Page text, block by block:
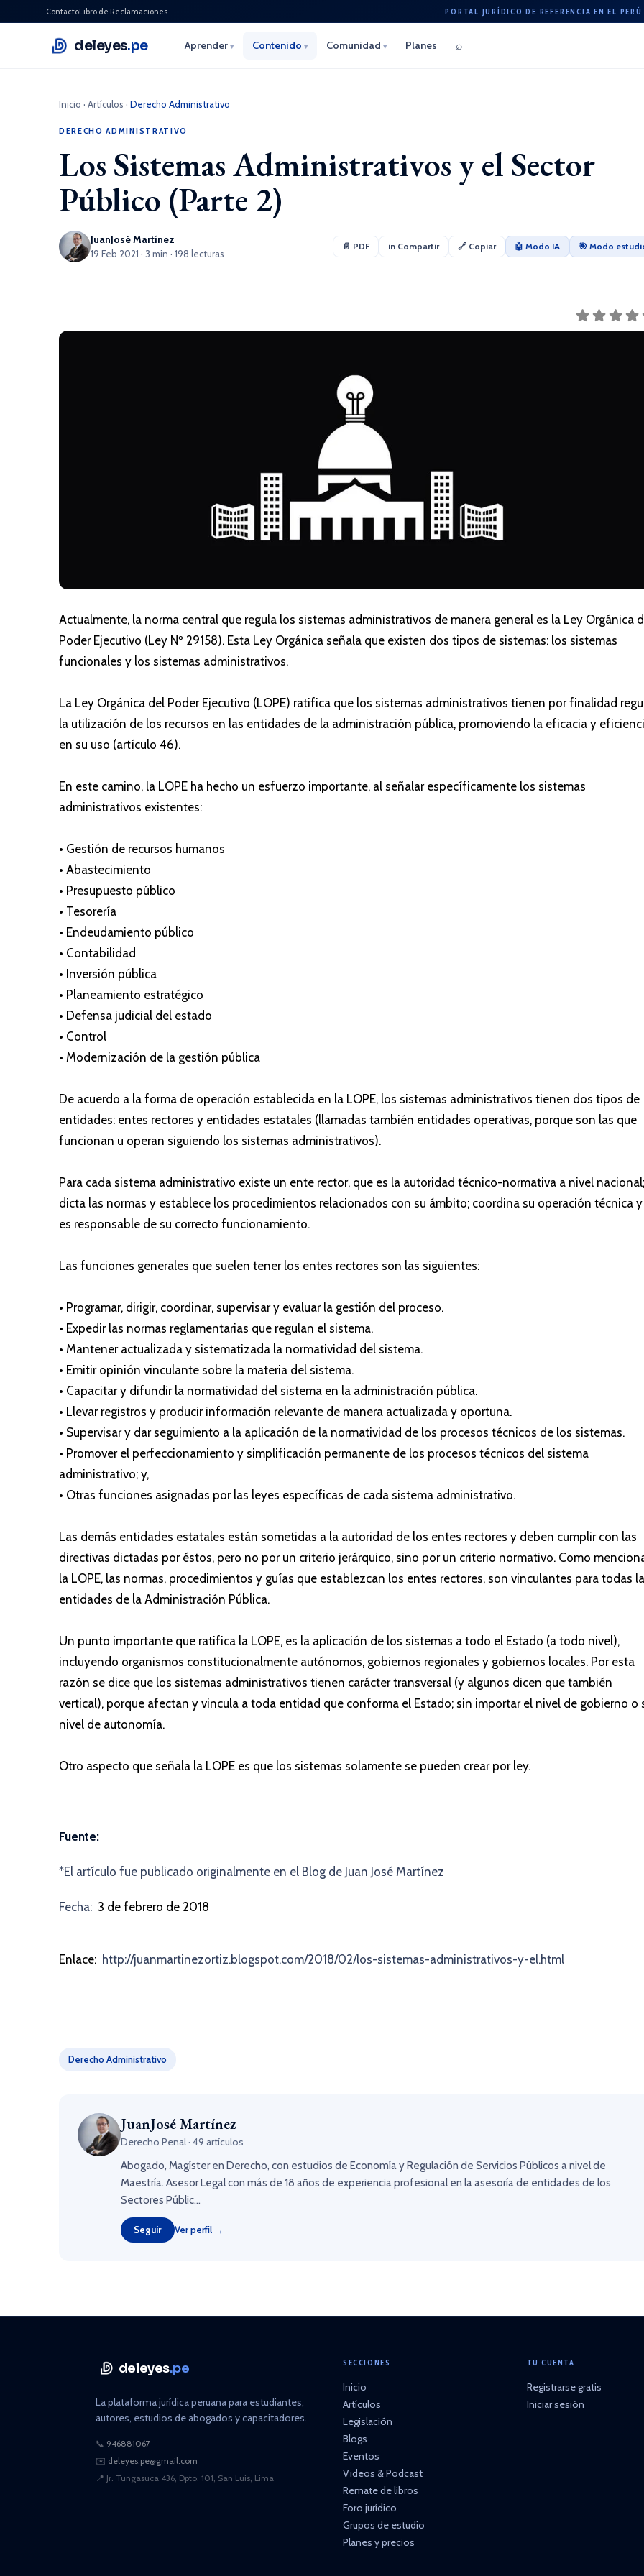
ContactoLibro de Reclamaciones PORTAL JURÍDICO DE REFERENCIA EN EL PERÚ
deleyes.pe Aprender ▾ Contenido ▾ Comunidad ▾ Planes ⌕
Inicio · Artículos · Derecho Administrativo
DERECHO ADMINISTRATIVO
Los Sistemas Administrativos y el Sector
Público (Parte 2)
JuanJosé Martínez
19 Feb 2021 · 3 min · 198 lecturas
📄 PDF in Compartir 🔗 Copiar 🤖 Modo IA 🎯 Modo
Actualmente, la norma central que regula los sistemas administrativos de manera general es la Ley Orgánica
Poder Ejecutivo (Ley Nº 29158). Esta Ley Orgánica señala que existen dos tipos de sistemas: los sistemas
funcionales y los sistemas administrativos.
La Ley Orgánica del Poder Ejecutivo (LOPE) ratifica que los sistemas administrativos tienen por finalidad
la utilización de los recursos en las entidades de la administración pública, promoviendo la eficacia y
en su uso (artículo 46).
En este camino, la LOPE ha hecho un esfuerzo importante, al señalar específicamente los sistemas
administrativos existentes:
• Gestión de recursos humanos
• Abastecimiento
• Presupuesto público
• Tesorería
• Endeudamiento público
• Contabilidad
• Inversión pública
• Planeamiento estratégico
• Defensa judicial del estado
• Control
• Modernización de la gestión pública
De acuerdo a la forma de operación establecida en la LOPE, los sistemas administrativos tienen dos tipos de
entidades: entes rectores y entidades estatales (llamadas también entidades operativas, porque son las que
funcionan u operan siguiendo los sistemas administrativos).
Para cada sistema administrativo existe un ente rector, que es la autoridad técnico-normativa a nivel nacional;
dicta las normas y establece los procedimientos relacionados con su ámbito; coordina su operación técnica y
es responsable de su correcto funcionamiento.
Las funciones generales que suelen tener los entes rectores son las siguientes:
• Programar, dirigir, coordinar, supervisar y evaluar la gestión del proceso.
• Expedir las normas reglamentarias que regulan el sistema.
• Mantener actualizada y sistematizada la normatividad del sistema.
• Emitir opinión vinculante sobre la materia del sistema.
• Capacitar y difundir la normatividad del sistema en la administración pública.
• Llevar registros y producir información relevante de manera actualizada y oportuna.
• Supervisar y dar seguimiento a la aplicación de la normatividad de los procesos técnicos de los sistemas.
• Promover el perfeccionamiento y simplificación permanente de los procesos técnicos del sistema
administrativo; y,
• Otras funciones asignadas por las leyes específicas de cada sistema administrativo.
Las demás entidades estatales están sometidas a la autoridad de los entes rectores y deben cumplir con las
directivas dictadas por éstos, pero no por un criterio jerárquico, sino por un criterio normativo. Como
la LOPE, las normas, procedimientos y guías que establezcan los entes rectores, son vinculantes para todas
entidades de la Administración Pública.
Un punto importante que ratifica la LOPE, es la aplicación de los sistemas a todo el Estado (a todo nivel),
incluyendo organismos constitucionalmente autónomos, gobiernos regionales y gobiernos locales. Por esta
razón se dice que los sistemas administrativos tienen carácter transversal (y algunos dicen que también
vertical), porque afectan y vincula a toda entidad que conforma el Estado; sin importar el nivel de gobierno o
nivel de autonomía.
Otro aspecto que señala la LOPE es que los sistemas solamente se pueden crear por ley.
Fuente:
*El artículo fue publicado originalmente en el Blog de Juan José Martínez
Fecha: 3 de febrero de 2018
Enlace: http://juanmartinezortiz.blogspot.com/2018/02/los-sistemas-administrativos-y-el.html
Derecho Administrativo
JuanJosé Martínez
Derecho Penal · 49 artículos
Abogado, Magíster en Derecho, con estudios de Economía y Regulación de Servicios Públicos a nivel de
Maestría. Asesor Legal con más de 18 años de experiencia profesional en la asesoría de entidades de los
Sectores Públic...
Seguir Ver perfil →
deleyes.pe
La plataforma jurídica peruana para estudiantes,
autores, estudios de abogados y capacitadores.
📞 946881067
✉️ deleyes.pe@gmail.com
📍 Jr. Tungasuca 436, Dpto. 101, San Luis, Lima
SECCIONES
Inicio
Artículos
Legislación
Blogs
Eventos
Videos & Podcast
Remate de libros
Foro jurídico
Grupos de estudio
Planes y precios
TU CUENTA
Registrarse gratis
Iniciar sesión